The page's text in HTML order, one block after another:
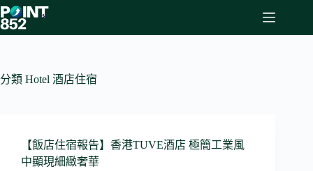
Skip
to
content
分類 Hotel 酒店住宿
【飯店住宿報告】香港TUVE酒店 極簡工業風
中顯現細緻奢華